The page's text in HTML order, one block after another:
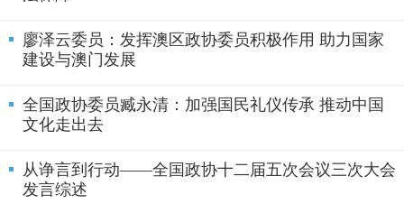
廖泽云委员：发挥澳区政协委员积极作用 助力国家
建设与澳门发展
全国政协委员臧永清：加强国民礼仪传承 推动中国
文化走出去
从诤言到行动——全国政协十二届五次会议三次大会
发言综述